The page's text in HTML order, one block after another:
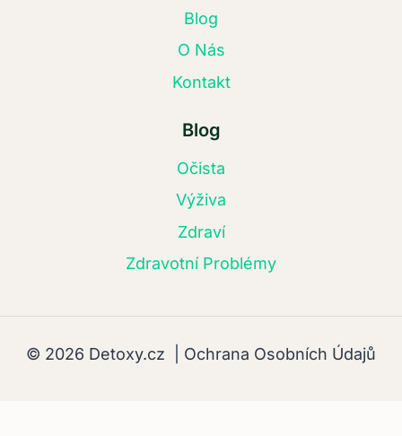
Blog
O Nás
Kontakt
Blog
Očista
Výživa
Zdraví
Zdravotní Problémy
© 2026 Detoxy.cz | Ochrana Osobních Údajů